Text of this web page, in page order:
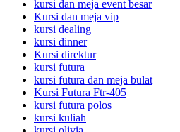
kursi dan meja event besar
Kursi dan meja vip
kursi dealing
kursi dinner
Kursi direktur
kursi futura
kursi futura dan meja bulat
Kursi Futura Ftr-405
kursi futura polos
kursi kuliah